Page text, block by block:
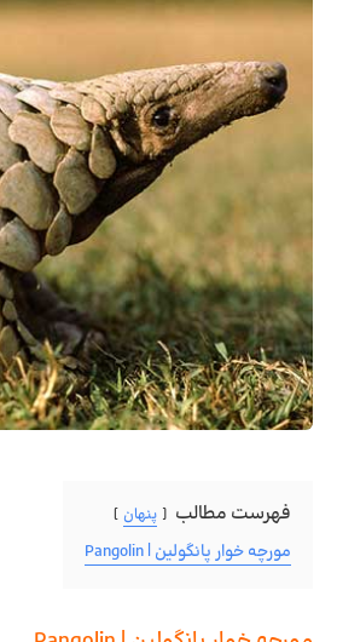
فهرست مطالب پنهان
مورچه خوار پانگولین | Pangolin